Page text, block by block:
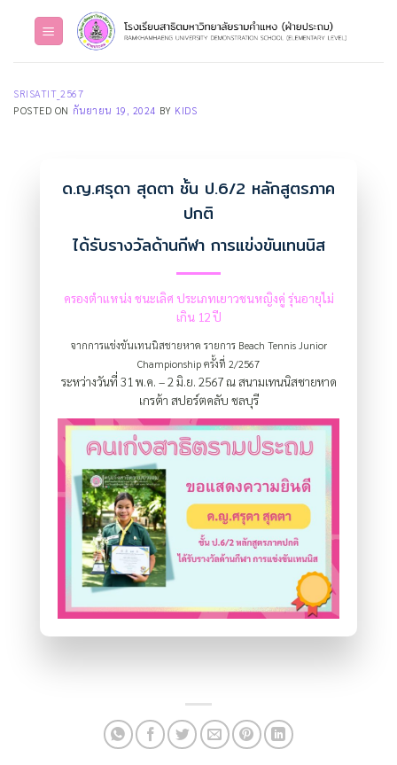
SRISATIT_2567
POSTED ON กันยายน 19, 2024 BY KIDS
ด.ญ.ศรุดา สุดตา ชั้น ป.6/2 หลักสูตรภาค
ปกติ
ได้รับรางวัลด้านกีฬา การแข่งขันเทนนิส
ครองตำแหน่ง ชนะเลิศ ประเภทเยาวชนหญิงคู่ รุ่นอายุไม่
เกิน 12 ปี
จากการแข่งขันเทนนิสชายหาด รายการ Beach Tennis Junior
Championship ครั้งที่ 2/2567
ระหว่างวันที่ 31 พ.ค. – 2 มิ.ย. 2567 ณ สนามเทนนิสชายหาด
เกรต้า สปอร์ตคลับ ชลบุรี